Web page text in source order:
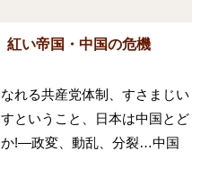
い帝国・中国の危機
れる共産党体制、すさまじい
ということ、日本は中国とど
か!―政変、動乱、分裂…中国